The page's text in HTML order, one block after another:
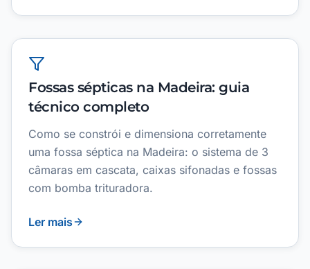
Fossas sépticas na Madeira: guia
técnico completo
Como se constrói e dimensiona corretamente
uma fossa séptica na Madeira: o sistema de 3
câmaras em cascata, caixas sifonadas e fossas
com bomba trituradora.
Ler mais